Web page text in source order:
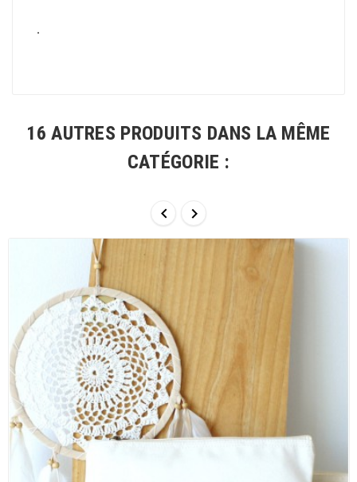
.
16 AUTRES PRODUITS DANS LA MÊME
CATÉGORIE :
 